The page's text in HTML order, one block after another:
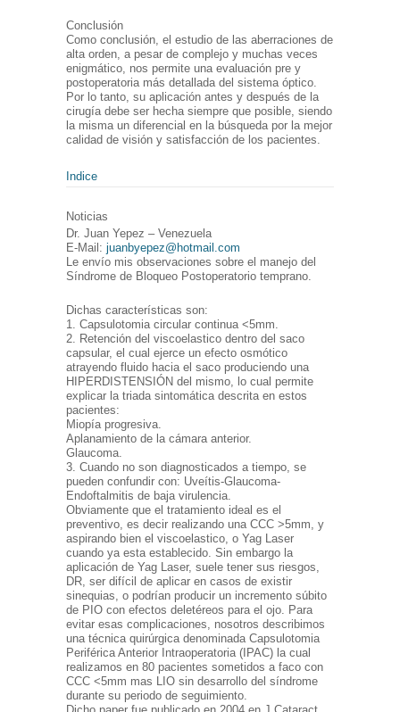
Conclusión
Como conclusión, el estudio de las aberraciones de
alta orden, a pesar de complejo y muchas veces
enigmático, nos permite una evaluación pre y
postoperatoria más detallada del sistema óptico.
Por lo tanto, su aplicación antes y después de la
cirugía debe ser hecha siempre que posible, siendo
la misma un diferencial en la búsqueda por la mejor
calidad de visión y satisfacción de los pacientes.
Indice
Noticias
Dr. Juan Yepez – Venezuela
E-Mail: juanbyepez@hotmail.com
Le envío mis observaciones sobre el manejo del
Síndrome de Bloqueo Postoperatorio temprano.
Dichas características son:
1. Capsulotomia circular continua <5mm.
2. Retención del viscoelastico dentro del saco
capsular, el cual ejerce un efecto osmótico
atrayendo fluido hacia el saco produciendo una
HIPERDISTENSIÓN del mismo, lo cual permite
explicar la triada sintomática descrita en estos
pacientes:
Miopía progresiva.
Aplanamiento de la cámara anterior.
Glaucoma.
3. Cuando no son diagnosticados a tiempo, se
pueden confundir con: Uveítis-Glaucoma-
Endoftalmitis de baja virulencia.
Obviamente que el tratamiento ideal es el
preventivo, es decir realizando una CCC >5mm, y
aspirando bien el viscoelastico, o Yag Laser
cuando ya esta establecido. Sin embargo la
aplicación de Yag Laser, suele tener sus riesgos,
DR, ser difícil de aplicar en casos de existir
sinequias, o podrían producir un incremento súbito
de PIO con efectos deletéreos para el ojo. Para
evitar esas complicaciones, nosotros describimos
una técnica quirúrgica denominada Capsulotomia
Periférica Anterior Intraoperatoria (IPAC) la cual
realizamos en 80 pacientes sometidos a faco con
CCC <5mm mas LIO sin desarrollo del síndrome
durante su periodo de seguimiento.